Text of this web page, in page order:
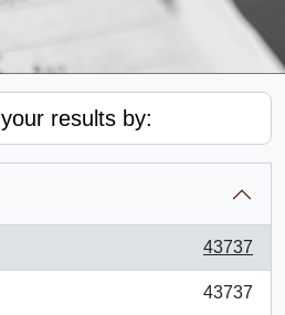
results by:
43737
43737